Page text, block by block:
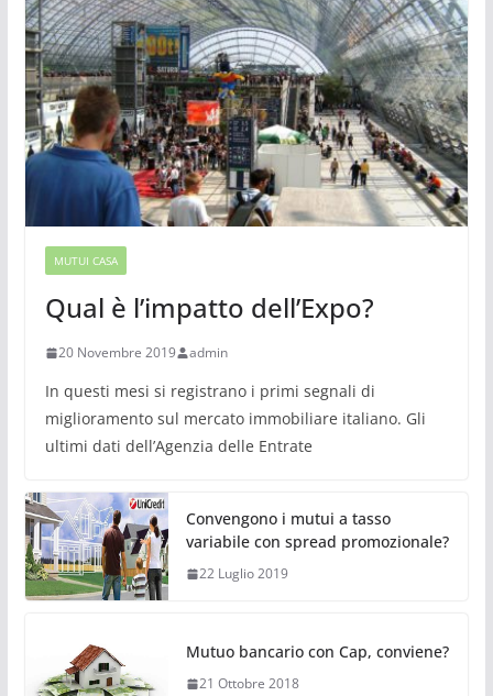
MUTUI CASA
Qual è l’impatto dell’Expo?
20 Novembre 2019 admin
In questi mesi si registrano i primi segnali di
miglioramento sul mercato immobiliare italiano. Gli
ultimi dati dell’Agenzia delle Entrate
Convengono i mutui a tasso
variabile con spread promozionale?
22 Luglio 2019
Mutuo bancario con Cap, conviene?
21 Ottobre 2018